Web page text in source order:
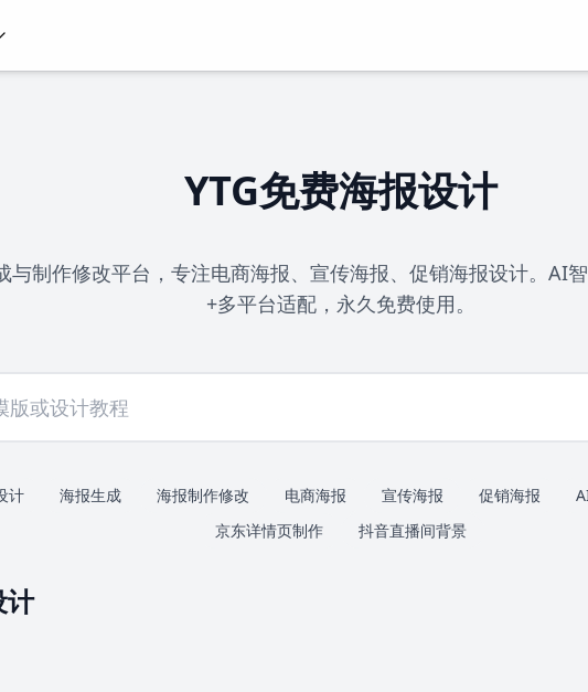
YTG免费海报设计
与制作修改平台，专注电商海报、宣传海报、促销海报设计。AI
+多平台适配，永久免费使用。
计 海报生成 海报制作修改 电商海报 宣传海报 促销海报
京东详情页制作
抖音直播间背景
计